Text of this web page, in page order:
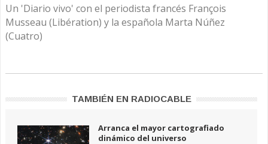
Un 'Diario vivo' con el periodista francés François
Musseau (Libération) y la española Marta Núñez
(Cuatro)
TAMBIÉN EN RADIOCABLE
Arranca el mayor cartografiado
dinámico del universo